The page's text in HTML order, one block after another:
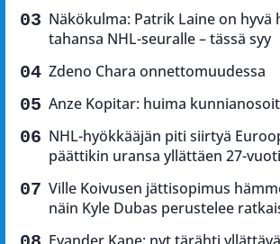
Näkökulma: Patrik Laine on hyvä
tahansa NHL-seuralle – tässä syy
Zdeno Chara onnettomuudessa
Anze Kopitar: huima
NHL-hyökkääjän piti siirtyä
päättikin uransa yllättäen 27-
Ville Koivusen jättisopimus
näin Kyle Dubas perustelee